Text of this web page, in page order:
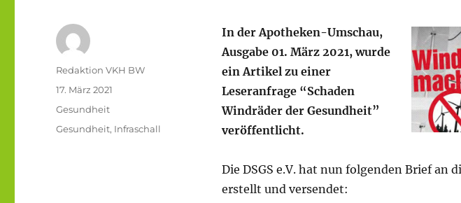
In der Apotheken-Umschau,
Ausgabe 01. März 2021, wurde
ein Artikel zu einer
Leseranfrage “Schaden
Windräder der Gesundheit”
veröffentlicht.
Die DSGS e.V. hat nun folgenden Brief an
erstellt und versendet:
Autor
Redaktion VKH BW
Veröffentlicht
17. März 2021
Kategorien
Gesundheit
Schlagwörter
Gesundheit, Infraschall